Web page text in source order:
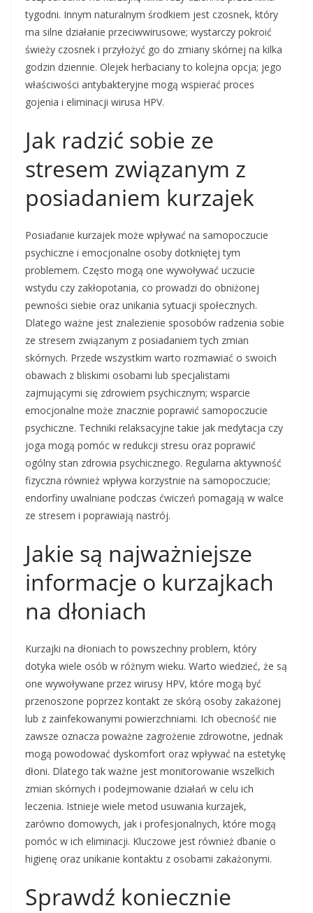
tygodni. Innym naturalnym środkiem jest czosnek, który
ma silne działanie przeciwwirusowe; wystarczy pokroić
świeży czosnek i przyłożyć go do zmiany skórnej na kilka
godzin dziennie. Olejek herbaciany to kolejna opcja; jego
właściwości antybakteryjne mogą wspierać proces
gojenia i eliminacji wirusa HPV.
Jak radzić sobie ze
stresem związanym z
posiadaniem kurzajek
Posiadanie kurzajek może wpływać na samopoczucie
psychiczne i emocjonalne osoby dotkniętej tym
problemem. Często mogą one wywoływać uczucie
wstydu czy zakłopotania, co prowadzi do obniżonej
pewności siebie oraz unikania sytuacji społecznych.
Dlatego ważne jest znalezienie sposobów radzenia sobie
ze stresem związanym z posiadaniem tych zmian
skórnych. Przede wszystkim warto rozmawiać o swoich
obawach z bliskimi osobami lub specjalistami
zajmującymi się zdrowiem psychicznym; wsparcie
emocjonalne może znacznie poprawić samopoczucie
psychiczne. Techniki relaksacyjne takie jak medytacja czy
joga mogą pomóc w redukcji stresu oraz poprawić
ogólny stan zdrowia psychicznego. Regularna aktywność
fizyczna również wpływa korzystnie na samopoczucie;
endorfiny uwalniane podczas ćwiczeń pomagają w walce
ze stresem i poprawiają nastrój.
Jakie są najważniejsze
informacje o kurzajkach
na dłoniach
Kurzajki na dłoniach to powszechny problem, który
dotyka wiele osób w różnym wieku. Warto wiedzieć, że są
one wywoływane przez wirusy HPV, które mogą być
przenoszone poprzez kontakt ze skórą osoby zakażonej
lub z zainfekowanymi powierzchniami. Ich obecność nie
zawsze oznacza poważne zagrożenie zdrowotne, jednak
mogą powodować dyskomfort oraz wpływać na estetykę
dłoni. Dlatego tak ważne jest monitorowanie wszelkich
zmian skórnych i podejmowanie działań w celu ich
leczenia. Istnieje wiele metod usuwania kurzajek,
zarówno domowych, jak i profesjonalnych, które mogą
pomóc w ich eliminacji. Kluczowe jest również dbanie o
higienę oraz unikanie kontaktu z osobami zakażonymi.
Sprawdź koniecznie